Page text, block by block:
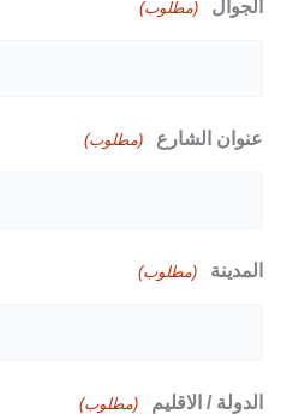
الجوال (مطلوب)
عنوان الشارع (مطلوب)
المدينة (مطلوب)
الدولة / الاقليم (مطلوب)